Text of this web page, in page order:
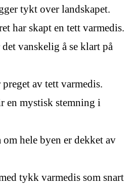
tykt over landskapet.
har skapt en tett varmedis.
vanskelig å se klart på
av tett varmedis.
en mystisk stemning i
om hele byen er dekket av
tykk varmedis som snart